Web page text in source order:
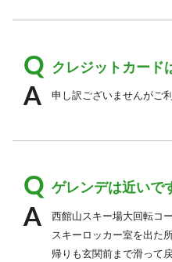
クレジットカード
申し訳ございませんがご
ゲレンデは近いで
西館山スキー場大回転コ
スキーロッカー室を出た
帰りも玄関前まで滑って戻